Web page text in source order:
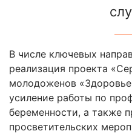
В числе ключевых
реализация проекта
молодоженов
усиление работы по
беременности, а также
просветительских